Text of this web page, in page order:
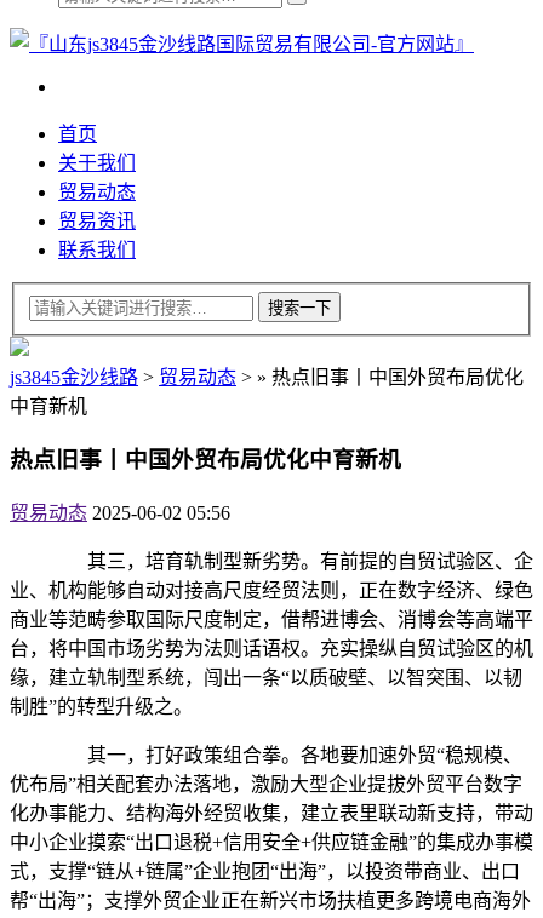
首页
关于我们
贸易动态
贸易资讯
联系我们
js3845金沙线路 > 贸易动态 > » 热点旧事丨中国外贸布局优化
中育新机
热点旧事丨中国外贸布局优化中育新机
贸易动态 2025-06-02 05:56
其三，培育轨制型新劣势。有前提的自贸试验区、企
业、机构能够自动对接高尺度经贸法则，正在数字经济、绿色
商业等范畴参取国际尺度制定，借帮进博会、消博会等高端平
台，将中国市场劣势为法则话语权。充实操纵自贸试验区的机
缘，建立轨制型系统，闯出一条“以质破壁、以智突围、以韧
制胜”的转型升级之。
其一，打好政策组合拳。各地要加速外贸“稳规模、
优布局”相关配套办法落地，激励大型企业提拔外贸平台数字
化办事能力、结构海外经贸收集，建立表里联动新支持，带动
中小企业摸索“出口退税+信用安全+供应链金融”的集成办事模
式，支撑“链从+链属”企业抱团“出海”，以投资带商业、出口
帮“出海”；支撑外贸企业正在新兴市场扶植更多跨境电商海外